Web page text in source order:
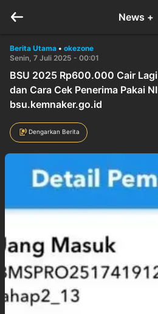
News +
Berita Utama • okezone
Senin, 7 Juli 2025 - 00:01
BSU 2025 Rp600.000 Cair
dan Cara Cek Penerima Pakai
bsu.kemnaker.go.id
Dengarkan Berita